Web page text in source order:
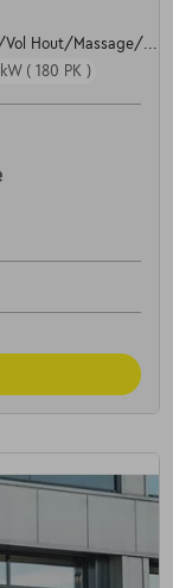
Hout/Massage/....
( 180 PK )